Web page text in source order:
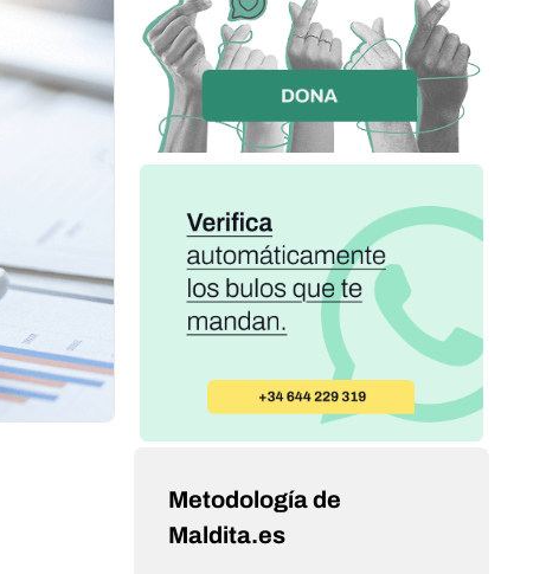
Metodología de
Maldita.es